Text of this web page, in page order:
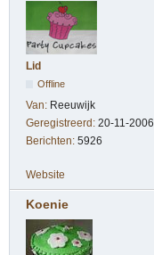
Lid
Offline
Van: Reeuwijk
Geregistreerd: 20-11-2006
Berichten: 5926
Website
Koenie